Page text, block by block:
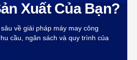
Xuất Của Bạn?
về giải pháp máy may công
cầu, ngân sách và quy trình của